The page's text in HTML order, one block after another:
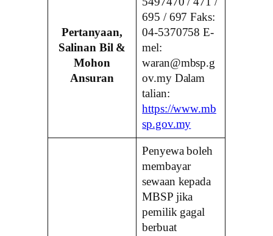
Pertanyaan,
Salinan Bil &
Mohon
Ansuran
695 / 697 Faks:
04-5370758 E-
mel:
waran@mbsp.g
ov.my Dalam
talian:
https://www.mb
sp.gov.my
Penyewa boleh
membayar
sewaan kepada
MBSP jika
pemilik gagal
berbuat